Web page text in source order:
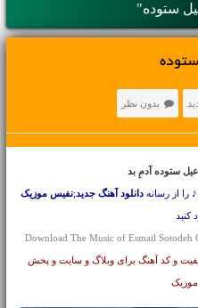
ستوده"
بدون نظر
ستوده آدمِ بد
را از رسانهدانلود آهنگ جدید;نفیس موزیک
کنید
Download The Music of Esmail Sotodeh
و کد آهنگ برای وبلاگ و سایت و پخش
موزیک